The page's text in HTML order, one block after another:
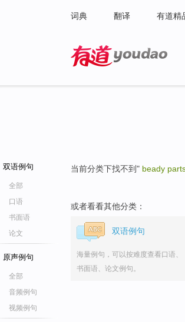
词典 翻译 有道精
双语例句
全部
口语
书面语
论文
原声例句
全部
音频例句
视频例句
当前分类下找不到" beady
或者看看其他分类：
双语例句
海量例句，可以按难度查看口语、
书面语、论文例句。